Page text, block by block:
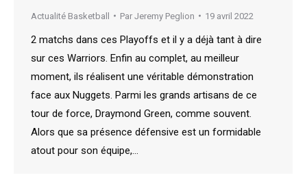
Actualité Basketball Par Jeremy Peglion 19 avril 2022
2 matchs dans ces Playoffs et il y a déjà tant à dire
sur ces Warriors. Enfin au complet, au meilleur
moment, ils réalisent une véritable démonstration
face aux Nuggets. Parmi les grands artisans de ce
tour de force, Draymond Green, comme souvent.
Alors que sa présence défensive est un formidable
atout pour son équipe,…